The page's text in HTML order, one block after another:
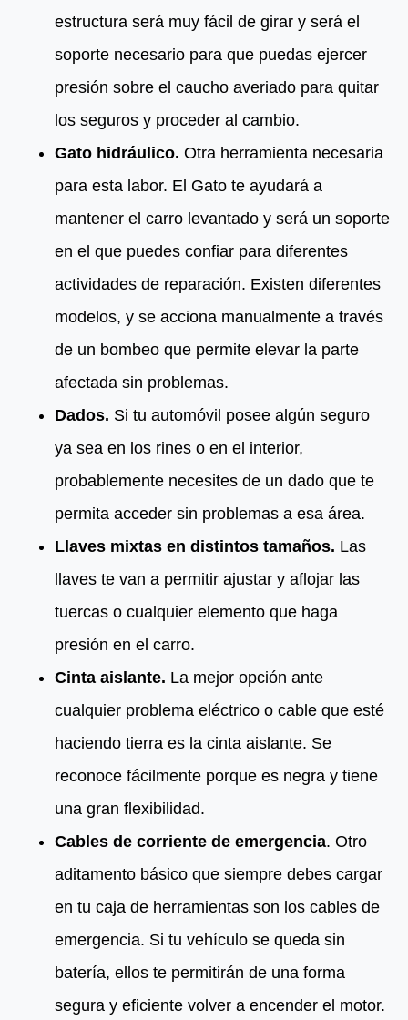
estructura será muy fácil de girar y será el
soporte necesario para que puedas ejercer
presión sobre el caucho averiado para quitar
los seguros y proceder al cambio.
Gato hidráulico. Otra herramienta necesaria
para esta labor. El Gato te ayudará a
mantener el carro levantado y será un soporte
en el que puedes confiar para diferentes
actividades de reparación. Existen diferentes
modelos, y se acciona manualmente a través
de un bombeo que permite elevar la parte
afectada sin problemas.
Dados. Si tu automóvil posee algún seguro
ya sea en los rines o en el interior,
probablemente necesites de un dado que te
permita acceder sin problemas a esa área.
Llaves mixtas en distintos tamaños. Las
llaves te van a permitir ajustar y aflojar las
tuercas o cualquier elemento que haga
presión en el carro.
Cinta aislante. La mejor opción ante
cualquier problema eléctrico o cable que esté
haciendo tierra es la cinta aislante. Se
reconoce fácilmente porque es negra y tiene
una gran flexibilidad.
Cables de corriente de emergencia. Otro
aditamento básico que siempre debes cargar
en tu caja de herramientas son los cables de
emergencia. Si tu vehículo se queda sin
batería, ellos te permitirán de una forma
segura y eficiente volver a encender el motor.